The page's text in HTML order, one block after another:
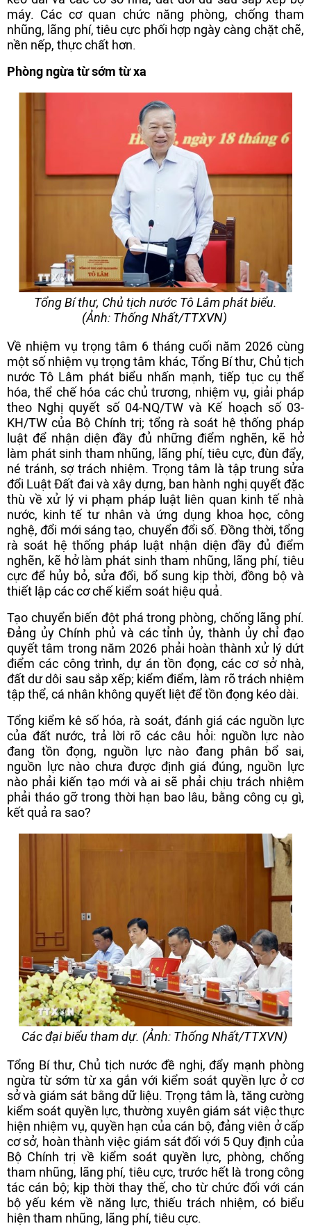
máy. Các cơ quan chức năng phòng, chống tham
nhũng, lãng phí, tiêu cực phối hợp ngày càng chặt chẽ,
nền nếp, thực chất hơn.
Phòng ngừa từ sớm từ xa
Tổng Bí thư, Chủ tịch nước Tô Lâm phát biểu.
(Ảnh: Thống Nhất/TTXVN)
Về nhiệm vụ trọng tâm 6 tháng cuối năm 2026 cùng
một số nhiệm vụ trọng tâm khác, Tổng Bí thư, Chủ tịch
nước Tô Lâm phát biểu nhấn mạnh, tiếp tục cụ thể
hóa, thể chế hóa các chủ trương, nhiệm vụ, giải pháp
theo Nghị quyết số 04-NQ/TW và Kế hoạch số 03-
KH/TW của Bộ Chính trị; tổng rà soát hệ thống pháp
luật để nhận diện đầy đủ những điểm nghẽn, kẽ hở
làm phát sinh tham nhũng, lãng phí, tiêu cực, đùn đẩy,
né tránh, sợ trách nhiệm. Trọng tâm là tập trung sửa
đổi Luật Đất đai và xây dựng, ban hành nghị quyết đặc
thù về xử lý vi phạm pháp luật liên quan kinh tế nhà
nước, kinh tế tư nhân và ứng dụng khoa học, công
nghệ, đổi mới sáng tạo, chuyển đổi số. Đồng thời, tổng
rà soát hệ thống pháp luật nhận diện đầy đủ điểm
nghẽn, kẽ hở làm phát sinh tham nhũng, lãng phí, tiêu
cực để hủy bỏ, sửa đổi, bổ sung kịp thời, đồng bộ và
thiết lập các cơ chế kiểm soát hiệu quả.
Tạo chuyển biến đột phá trong phòng, chống lãng phí.
Đảng ủy Chính phủ và các tỉnh ủy, thành ủy chỉ đạo
quyết tâm trong năm 2026 phải hoàn thành xử lý dứt
điểm các công trình, dự án tồn đọng, các cơ sở nhà,
đất dư dôi sau sắp xếp; kiểm điểm, làm rõ trách nhiệm
tập thể, cá nhân không quyết liệt để tồn đọng kéo dài.
Tổng kiểm kê số hóa, rà soát, đánh giá các nguồn lực
của đất nước, trả lời rõ các câu hỏi: nguồn lực nào
đang tồn đọng, nguồn lực nào đang phân bổ sai,
nguồn lực nào chưa được định giá đúng, nguồn lực
nào phải kiến tạo mới và ai sẽ phải chịu trách nhiệm
phải tháo gỡ trong thời hạn bao lâu, bằng công cụ gì,
kết quả ra sao?
Các đại biểu tham dự. (Ảnh: Thống Nhất/TTXVN)
Tổng Bí thư, Chủ tịch nước đề nghị, đẩy mạnh phòng
ngừa từ sớm từ xa gắn với kiểm soát quyền lực ở cơ
sở và giám sát bằng dữ liệu. Trọng tâm là, tăng cường
kiểm soát quyền lực, thường xuyên giám sát việc thực
hiện nhiệm vụ, quyền hạn của cán bộ, đảng viên ở cấp
cơ sở, hoàn thành việc giám sát đối với 5 Quy định của
Bộ Chính trị về kiểm soát quyền lực, phòng, chống
tham nhũng, lãng phí, tiêu cực, trước hết là trong công
tác cán bộ; kịp thời thay thế, cho từ chức đối với cán
bộ yếu kém về năng lực, thiếu trách nhiệm, có biểu
hiện tham nhũng, lãng phí, tiêu cực.